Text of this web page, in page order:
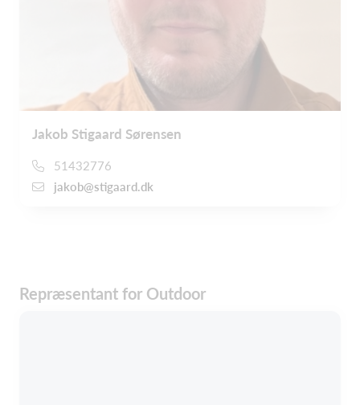
Jakob Stigaard Sørensen
51432776
jakob@stigaard.dk
Repræsentant for Outdoor